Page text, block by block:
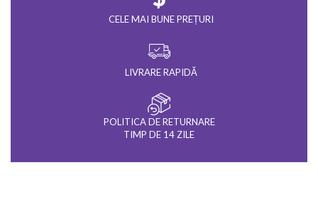
CELE MAI BUNE PREȚURI
LIVRARE RAPIDĂ
POLITICA DE RETURNARE
TIMP DE 14 ZILE